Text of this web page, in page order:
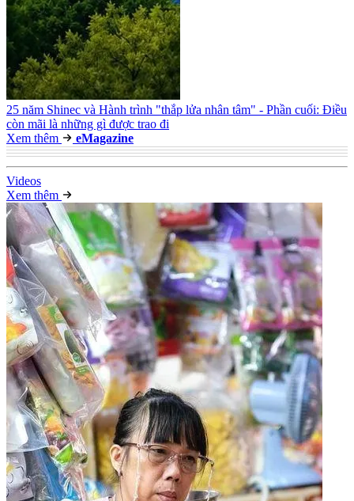
25 năm Shinec và Hành trình "thắp lửa nhân tâm" - Phần cuối: Điều
còn mãi là những gì được trao đi
Xem thêm
eMagazine
Videos
Xem thêm